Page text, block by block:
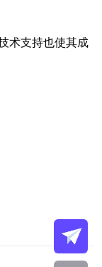
术支持也使其成